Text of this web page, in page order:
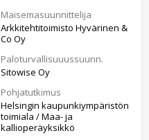
Maisemasuunnittelija
Arkkitehtitoimisto Hyvärinen &
Co Oy
Paloturvallisuuussuunn.
Sitowise Oy
Pohjatutkimus
Helsingin kaupunkiympäristön
toimiala / Maa- ja
kallioperäyksikkö